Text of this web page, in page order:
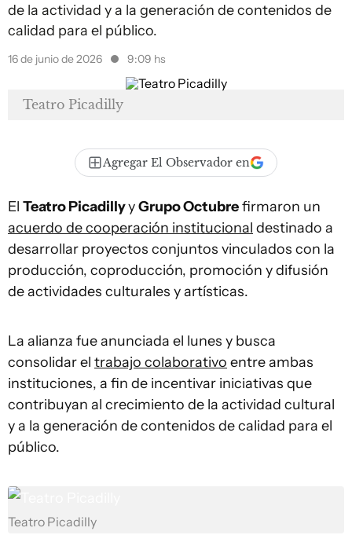
de la actividad y a la generación de contenidos de
calidad para el público.
16 de junio de 2026 9:09 hs
Teatro Picadilly
Agregar El Observador en
El Teatro PicadillyyGrupo Octubrefirmaron un
acuerdo de cooperación institucional destinado a
desarrollar proyectos conjuntos vinculados con la
producción, coproducción, promoción y difusión
de actividades culturales y artísticas.
La alianza fue anunciada el lunes y busca
consolidar el trabajo colaborativo entre ambas
instituciones, a fin de incentivar iniciativas que
contribuyan al crecimiento de la actividad cultural
y a la generación de contenidos de calidad para el
público.
Teatro Picadilly